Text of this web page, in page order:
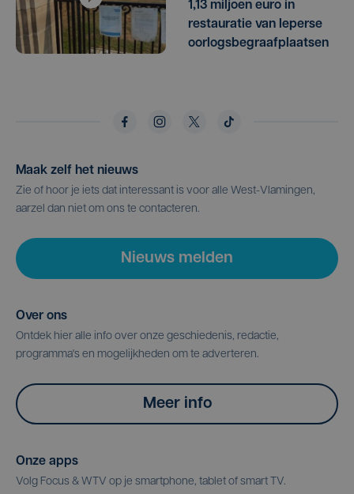
1,13 miljoen euro in
restauratie van Ieperse
oorlogsbegraafplaatsen
Maak zelf het nieuws
Zie of hoor je iets dat interessant is voor alle West-Vlamingen,
aarzel dan niet om ons te contacteren.
Nieuws melden
Over ons
Ontdek hier alle info over onze geschiedenis, redactie,
programma's en mogelijkheden om te adverteren.
Meer info
Onze apps
Volg Focus & WTV op je smartphone, tablet of smart TV.